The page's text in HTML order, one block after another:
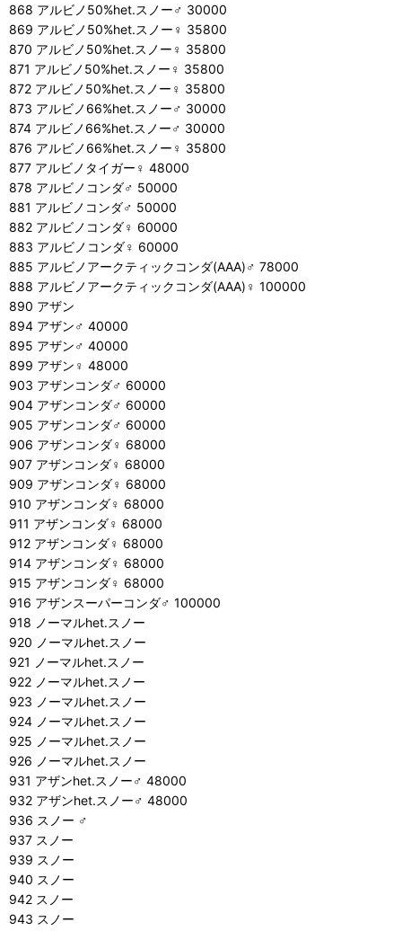
868 アルビノ50%het.スノー♂ 30000
869 アルビノ50%het.スノー♀ 35800
870 アルビノ50%het.スノー♀ 35800
871 アルビノ50%het.スノー♀ 35800
872 アルビノ50%het.スノー♀ 35800
873 アルビノ66%het.スノー♂ 30000
874 アルビノ66%het.スノー♂ 30000
876 アルビノ66%het.スノー♀ 35800
877 アルビノタイガー♀ 48000
878 アルビノコンダ♂ 50000
881 アルビノコンダ♂ 50000
882 アルビノコンダ♀ 60000
883 アルビノコンダ♀ 60000
885 アルビノアークティックコンダ(AAA)♂ 78000
888 アルビノアークティックコンダ(AAA)♀ 100000
890 アザン
894 アザン♂ 40000
895 アザン♂ 40000
899 アザン♀ 48000
903 アザンコンダ♂ 60000
904 アザンコンダ♂ 60000
905 アザンコンダ♂ 60000
906 アザンコンダ♀ 68000
907 アザンコンダ♀ 68000
909 アザンコンダ♀ 68000
910 アザンコンダ♀ 68000
911 アザンコンダ♀ 68000
912 アザンコンダ♀ 68000
914 アザンコンダ♀ 68000
915 アザンコンダ♀ 68000
916 アザンスーパーコンダ♂ 100000
918 ノーマルhet.スノー
920 ノーマルhet.スノー
921 ノーマルhet.スノー
922 ノーマルhet.スノー
923 ノーマルhet.スノー
924 ノーマルhet.スノー
925 ノーマルhet.スノー
926 ノーマルhet.スノー
931 アザンhet.スノー♂ 48000
932 アザンhet.スノー♂ 48000
936 スノー ♂
937 スノー
939 スノー
940 スノー
942 スノー
943 スノー